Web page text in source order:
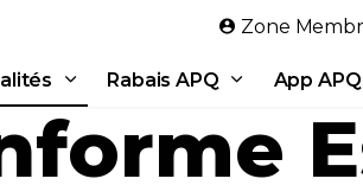
Rabais APQ App APQ
Zone